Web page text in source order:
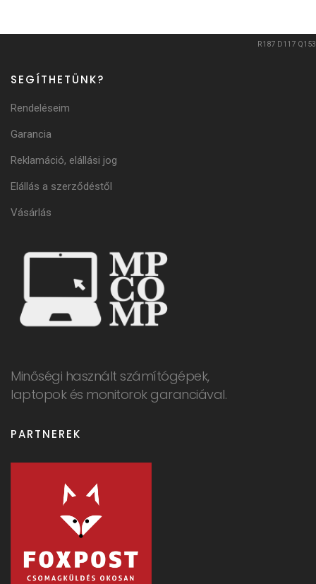
R187 D117 Q153
Minőségi használt számítógépek,
laptopok és monitorok garanciával.
SEGÍTHETÜNK?
Rendeléseim
Garancia
Reklamáció, elállási jog
Elállás a szerződéstől
Vásárlás
PARTNEREK